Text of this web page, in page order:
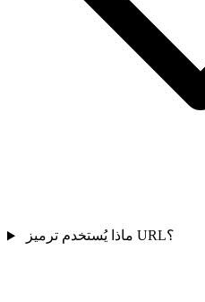
ماذا يُستخدم ترميز URL؟